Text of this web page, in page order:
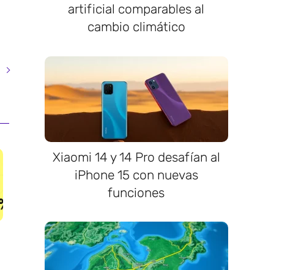
artificial comparables al
cambio climático
Xiaomi 14 y 14 Pro desafían al
iPhone 15 con nuevas
funciones